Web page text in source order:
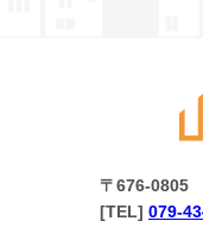
〒676-0805
[TEL] 079-